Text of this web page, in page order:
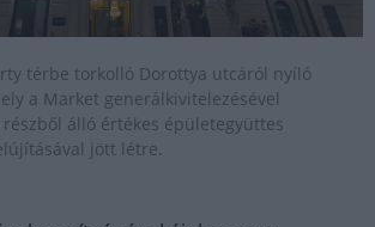
térbe torkolló Dorottya utcáról nyíló
a Market generálkivitelezésével
álló értékes épületegyüttes
jött létre.